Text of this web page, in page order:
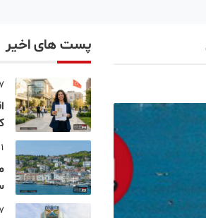
پست های اخیر
7 مرداد 1405
31
17